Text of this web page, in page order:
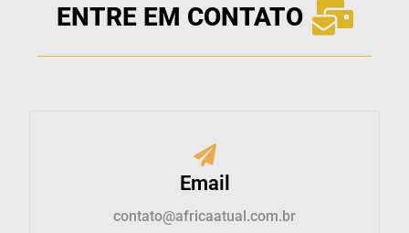
ENTRE EM CONTATO
Email
contato@africaatual.com.br